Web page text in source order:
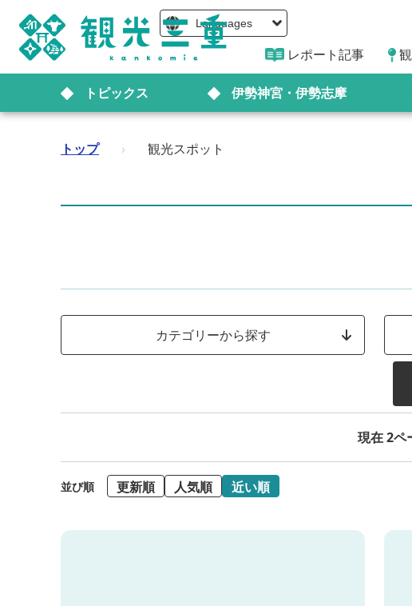
Languages
レポート記事
トピックス 伊勢神宮・伊勢志摩
トップ › 観光スポット
カテゴリーから探す
現在 2ペ
並び順 更新順 人気順 近い順